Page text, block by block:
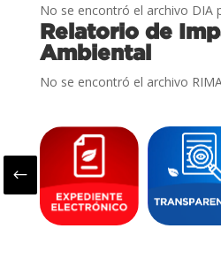
No se encontró el archivo DIA
Relatorio de
Ambiental
No se encontró el archivo
#